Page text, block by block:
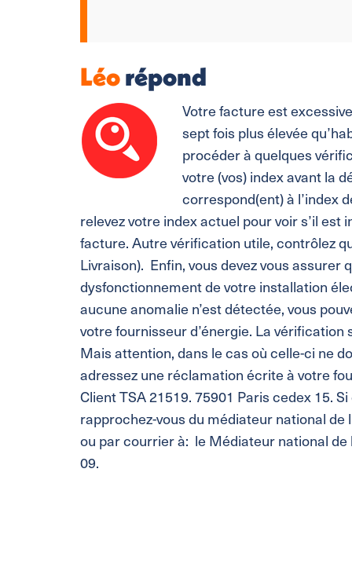
Léorépond
Votre facture est
sept fois plus élevée
procéder à quelques
votre (vos) index avant la
correspond(ent) à l’index
relevez votre index actuel pour voir s’il
facture. Autre vérification utile, contrôlez
Livraison). Enfin, vous devez vous assurer
dysfonctionnement de votre installation
aucune anomalie n’est détectée, vous
votre fournisseur d’énergie. La
Mais attention, dans le cas où celle-ci ne
adressez une réclamation écrite à votre
Client TSA 21519. 75901 Paris cedex 15.
rapprochez-vous du médiateur national de
ou par courrier à: le Médiateur national de
09.